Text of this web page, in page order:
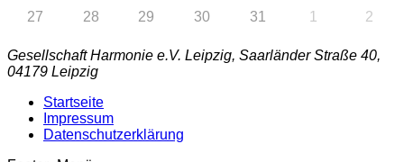
27 28 29 30 31 1 2
Gesellschaft Harmonie e.V. Leipzig, Saarländer Straße 40,
04179 Leipzig
Startseite
Impressum
Datenschutzerklärung